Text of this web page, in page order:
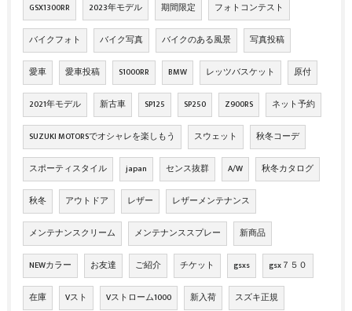
GSX1300RR 2023年モデル 期間限定 フォトコンテスト
バイクフォト バイク写真 バイクのある風景 写真投稿
愛車 愛車投稿 S1000RR BMW レッツバスケット 原付
2021年モデル 新古車 SP125 SP250 Z900RS ネット予約
SUZUKI MOTORSでオシャレを楽しもう スウェット 秋冬コーデ
スポーティスタイル japan センス抜群 A/W 秋冬カタログ
秋冬 アウトドア レザー レザーメンテナンス
メンテナンスクリーム メンテナンススプレー 新商品
NEWカラー お友達 ご紹介 チケット gsxs gsx７５０
在庫 Vスト Vストローム1000 新入荷 スズキ正規